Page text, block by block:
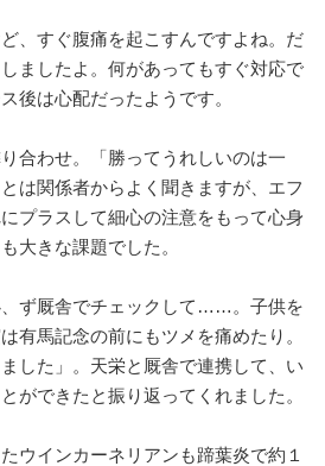
、すぐ腹痛を起こすんですよね。だ
ましたよ。何があってもすぐ対応で
後は心配だったようです。
合わせ。「勝ってうれしいのは一
は関係者からよく聞きますが、エフ
プラスして細心の注意をもって心身
大きな課題でした。
、ず厩舎でチェックして……。子供を
有馬記念の前にもツメを痛めたり。
した」。天栄と厩舎で連携して、い
ができたと振り返ってくれました。
インカーネリアンも蹄葉炎で約１